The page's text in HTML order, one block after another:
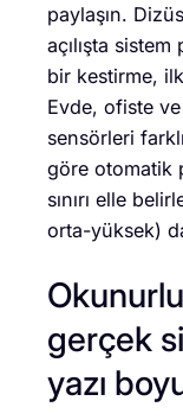
paylaşın.
açılışta sistem
bir kestirme,
Evde, ofiste ve
sensörleri
göre otomatik
sınırı elle
orta-yüksek)
gerçek
yazı